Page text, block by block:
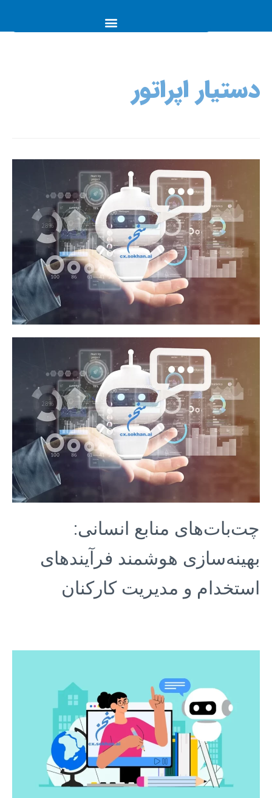
دستیار اپراتور
چت‌بات‌های منابع انسانی:
بهینه‌سازی هوشمند فرآیندهای
استخدام و مدیریت کارکنان